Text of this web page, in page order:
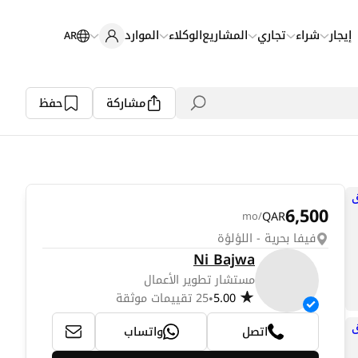
إيجار شراء تجاري المشاريعالوكلاء الموارد AR
مشاركة حفظ
6,500
QAR
/mo
فيفا بحرية - اللؤلؤة
Ni Bajwa
مستشار تطوير الأعمال
5.00
•25 تقييمات موثقة
اتصل
واتساب